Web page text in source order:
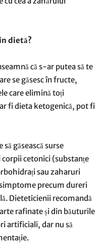
dietă?
că s-ar putea să te
se găsesc în fructe,
care elimină toți
fi dieta ketogenică, pot fi
găsească surse
cetonici (substanțe
sau zaharuri
precum dureri
Dieteticienii recomandă
rafinate și din băuturile
artificiali, dar nu să